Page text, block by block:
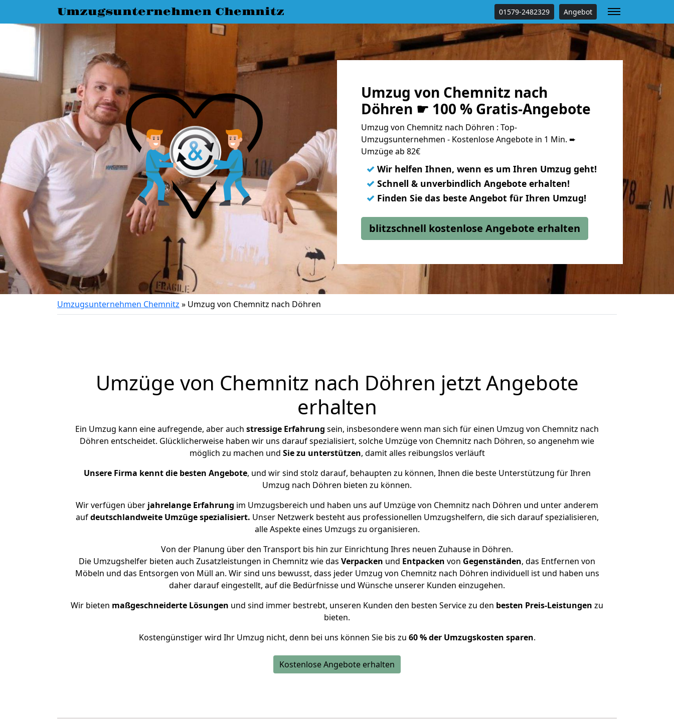
Umzugsunternehmen Chemnitz 01579-2482329 Angebot
Umzug von Chemnitz nach
Döhren ☛ 100 % Gratis-Angebote
Umzug von Chemnitz nach Döhren : Top-
Umzugsunternehmen - Kostenlose Angebote in 1 Min. ➨
Umzüge ab 82€
✓ Wir helfen Ihnen, wenn es um Ihren Umzug geht!
✓ Schnell & unverbindlich Angebote erhalten!
✓ Finden Sie das beste Angebot für Ihren Umzug!
blitzschnell kostenlose Angebote erhalten
Umzugsunternehmen Chemnitz » Umzug von Chemnitz nach Döhren
Umzüge von Chemnitz nach Döhren jetzt Angebote
erhalten
Ein Umzug kann eine aufregende, aber auch stressige Erfahrung sein, insbesondere wenn man sich für einen Umzug von Chemnitz nach
Döhren entscheidet. Glücklicherweise haben wir uns darauf spezialisiert, solche Umzüge von Chemnitz nach Döhren, so angenehm wie
möglich zu machen und Sie zu unterstützen, damit alles reibungslos verläuft
Unsere Firma kennt die besten Angebote, und wir sind stolz darauf, behaupten zu können, Ihnen die beste Unterstützung für Ihren
Umzug nach Döhren bieten zu können.
Wir verfügen über jahrelange Erfahrung im Umzugsbereich und haben uns auf Umzüge von Chemnitz nach Döhren und unter anderem
aufdeutschlandweite Umzüge spezialisiert. Unser Netzwerk besteht aus professionellen Umzugshelfern, die sich darauf spezialisieren,
alle Aspekte eines Umzugs zu organisieren.
Von der Planung über den Transport bis hin zur Einrichtung Ihres neuen Zuhause in Döhren.
Die Umzugshelfer bieten auch Zusatzleistungen in Chemnitz wie das Verpacken und Entpacken von Gegenständen, das Entfernen von
Möbeln und das Entsorgen von Müll an. Wir sind uns bewusst, dass jeder Umzug von Chemnitz nach Döhren individuell ist und haben uns
daher darauf eingestellt, auf die Bedürfnisse und Wünsche unserer Kunden einzugehen.
Wir bieten maßgeschneiderte Lösungen und sind immer bestrebt, unseren Kunden den besten Service zu den besten Preis-Leistungen zu
bieten.
Kostengünstiger wird Ihr Umzug nicht, denn bei uns können Sie bis zu 60 % der Umzugskosten sparen.
Kostenlose Angebote erhalten